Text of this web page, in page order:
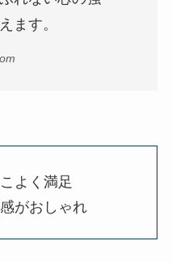
ます。
よく満足
がおしゃれ